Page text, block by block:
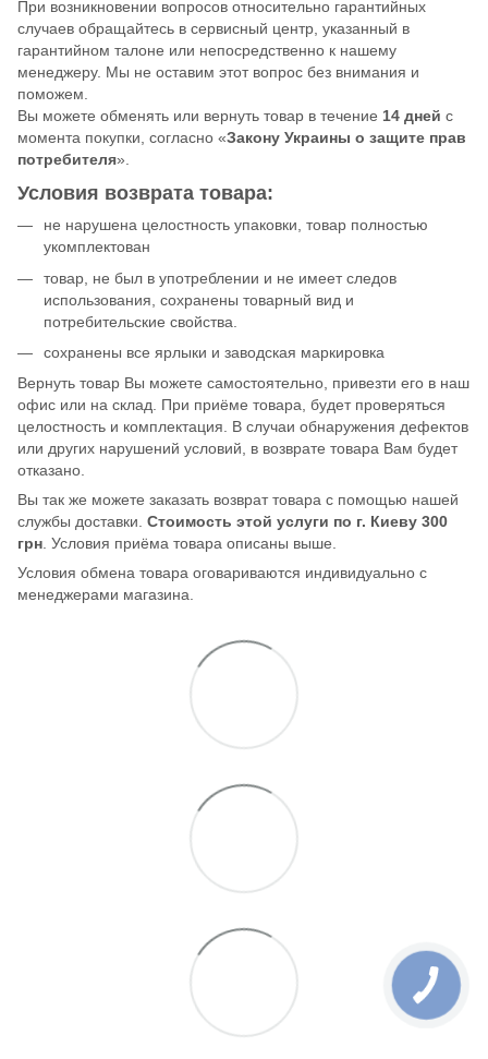
При возникновении вопросов относительно гарантийных
случаев обращайтесь в сервисный центр, указанный в
гарантийном талоне или непосредственно к нашему
менеджеру. Мы не оставим этот вопрос без внимания и
поможем.
Вы можете обменять или вернуть товар в течение 14 дней с
момента покупки, согласно «Закону Украины о защите прав
потребителя».
Условия возврата товара:
не нарушена целостность упаковки, товар полностью
укомплектован
товар, не был в употреблении и не имеет следов
использования, сохранены товарный вид и
потребительские свойства.
сохранены все ярлыки и заводская маркировка
Вернуть товар Вы можете самостоятельно, привезти его в наш
офис или на склад. При приёме товара, будет проверяться
целостность и комплектация. В случаи обнаружения дефектов
или других нарушений условий, в возврате товара Вам будет
отказано.
Вы так же можете заказать возврат товара с помощью нашей
службы доставки. Стоимость этой услуги по г. Киеву 300
грн. Условия приёма товара описаны выше.
Условия обмена товара оговариваются индивидуально с
менеджерами магазина.